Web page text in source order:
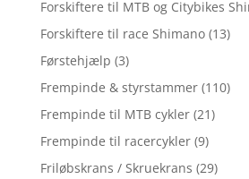
Forskiftere til MTB og Citybikes
Forskiftere til race Shimano (13)
Førstehjælp (3)
Frempinde & styrstammer (110)
Frempinde til MTB cykler (21)
Frempinde til racercykler (9)
Friløbskrans / Skruekrans (29)